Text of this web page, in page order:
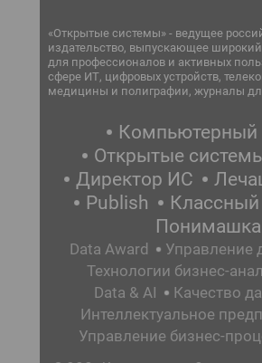
«Открытые системы» - ведущее
издательство, выпускающее
для профессионалов и активных
сфере ИТ, цифровых устройств,
медицины и полиграфии, журналы
Компьютерный
Открытые
Директор ИС
Publish
Понимашка
Data Award
Управление
Технологии бизнес-
Data & AI
Качество
Интеллектуальное
Управление бизнес-